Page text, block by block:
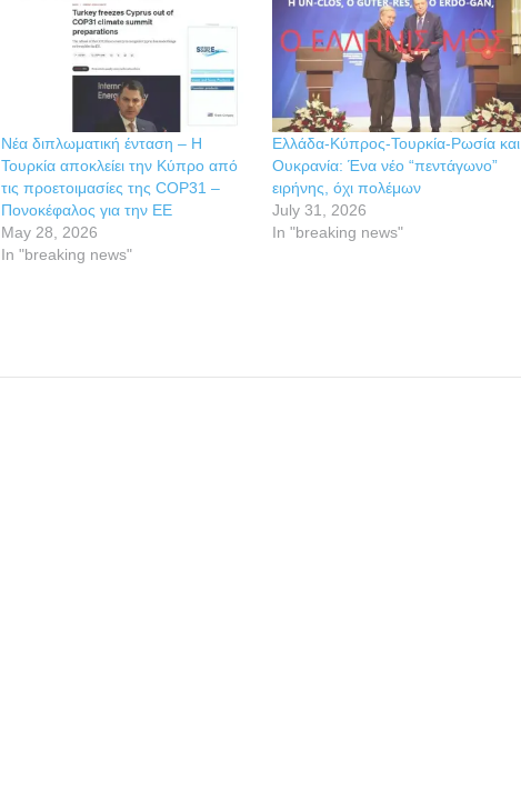
Νέα διπλωματική ένταση – Η
Τουρκία αποκλείει την Κύπρο από
τις προετοιμασίες της COP31 –
Πονοκέφαλος για την ΕΕ
May 28, 2026
In "breaking news"
Ελλάδα-Κύπρος-Τουρκία-Ρωσία και
Ουκρανία: Ένα νέο “πεντάγωνο”
ειρήνης, όχι πολέμων
July 31, 2026
In "breaking news"